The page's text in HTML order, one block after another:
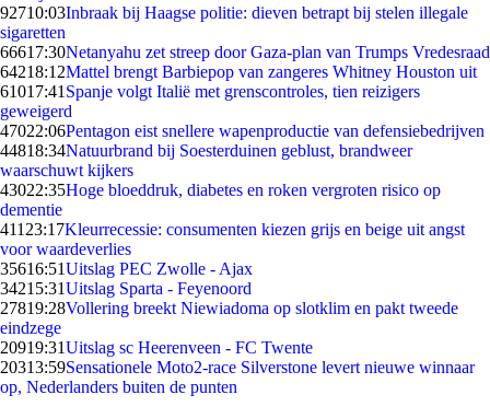
92710:03Inbraak bij Haagse politie: dieven betrapt bij stelen illegale
sigaretten
66617:30Netanyahu zet streep door Gaza-plan van Trumps Vredesraad
64218:12Mattel brengt Barbiepop van zangeres Whitney Houston uit
61017:41 Spanje volgt Italië met grenscontroles, tien reizigers
geweigerd
47022:06Pentagon eist snellere wapenproductie van defensiebedrijven
44818:34Natuurbrand bij Soesterduinen geblust, brandweer
waarschuwt kijkers
43022:35Hoge bloeddruk, diabetes en roken vergroten risico op
dementie
411 23:17Kleurrecessie: consumenten kiezen grijs en beige uit angst
voor waardeverlies
35616:51Uitslag PEC Zwolle - Ajax
34215:31Uitslag Sparta - Feyenoord
27819:28Vollering breekt Niewiadoma op slotklim en pakt tweede
eindzege
20919:31Uitslag sc Heerenveen - FC Twente
20313:59Sensationele Moto2-race Silverstone levert nieuwe winnaar
op, Nederlanders buiten de punten